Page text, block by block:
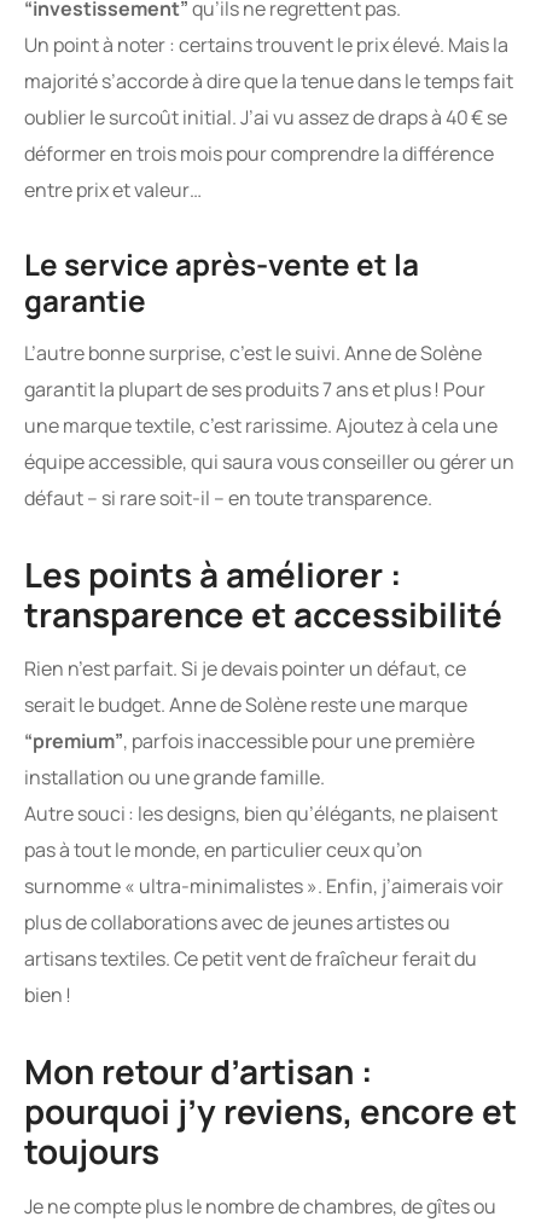
“investissement”qu’ils ne regrettent pas.
Un point à noter : certains trouvent le prix élevé. Mais la
majorité s’accorde à dire que la tenue dans le temps fait
oublier le surcoût initial. J’ai vu assez de draps à 40 € se
déformer en trois mois pour comprendre la différence
entre prix et valeur…
Le service après-vente et la
garantie
L’autre bonne surprise, c’est le suivi. Anne de Solène
garantit la plupart de ses produits 7 ans et plus ! Pour
une marque textile, c’est rarissime. Ajoutez à cela une
équipe accessible, qui saura vous conseiller ou gérer un
défaut – si rare soit-il – en toute transparence.
Les points à améliorer :
transparence et accessibilité
Rien n’est parfait. Si je devais pointer un défaut, ce
serait le budget. Anne de Solène reste une marque
“premium”, parfois inaccessible pour une première
installation ou une grande famille.
Autre souci : les designs, bien qu’élégants, ne plaisent
pas à tout le monde, en particulier ceux qu’on
surnomme « ultra-minimalistes ». Enfin, j’aimerais voir
plus de collaborations avec de jeunes artistes ou
artisans textiles. Ce petit vent de fraîcheur ferait du
bien !
Mon retour d’artisan :
pourquoi j’y reviens, encore et
toujours
Je ne compte plus le nombre de chambres, de gîtes ou